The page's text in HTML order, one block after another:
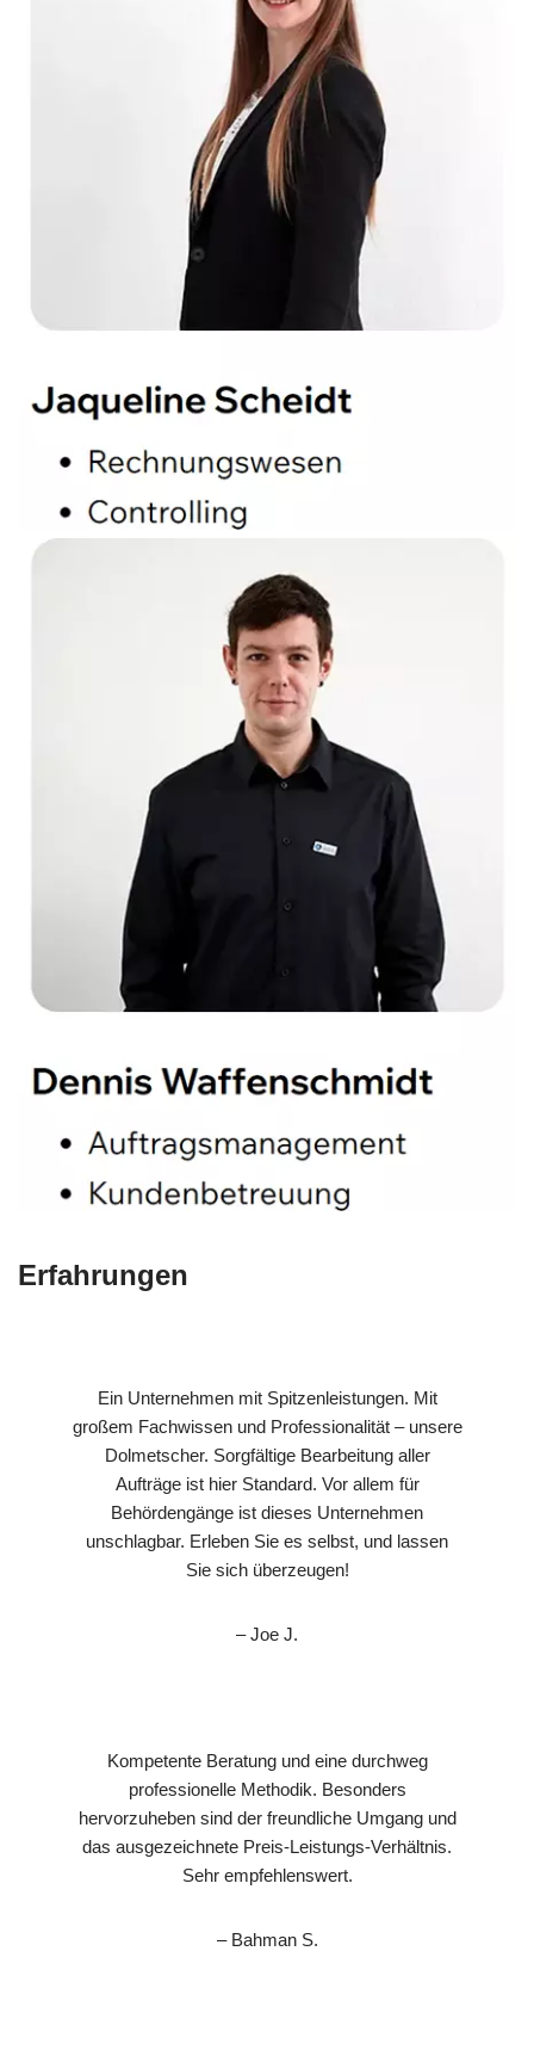
Erfahrungen
Ein Unternehmen mit Spitzenleistungen. Mit
großem Fachwissen und Professionalität – unsere
Dolmetscher. Sorgfältige Bearbeitung aller
Aufträge ist hier Standard. Vor allem für
Behördengänge ist dieses Unternehmen
unschlagbar. Erleben Sie es selbst, und lassen
Sie sich überzeugen!
– Joe J.
Kompetente Beratung und eine durchweg
professionelle Methodik. Besonders
hervorzuheben sind der freundliche Umgang und
das ausgezeichnete Preis-Leistungs-Verhältnis.
Sehr empfehlenswert.
– Bahman S.